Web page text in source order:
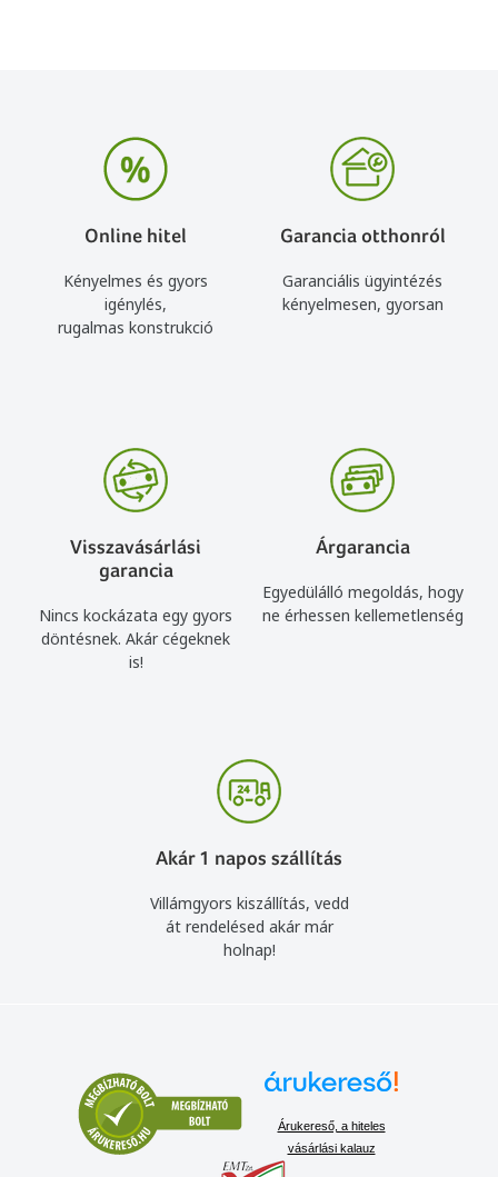
Online hitel
Kényelmes és gyors
igénylés,
rugalmas konstrukció
Garancia otthonról
Garanciális ügyintézés
kényelmesen, gyorsan
Visszavásárlási
garancia
Nincs kockázata egy gyors
döntésnek. Akár cégeknek
is!
Árgarancia
Egyedülálló megoldás, hogy
ne érhessen kellemetlenség
Akár 1 napos szállítás
Villámgyors kiszállítás, vedd
át rendelésed akár már
holnap!
Árukereső, a hiteles
vásárlási kalauz